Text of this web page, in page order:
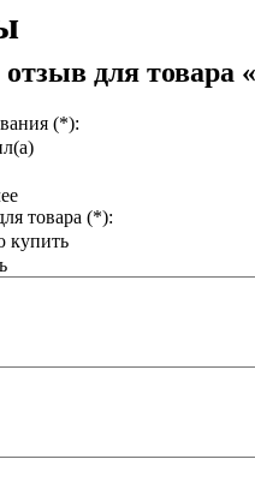
для товара
(*):
товара (*):
купить